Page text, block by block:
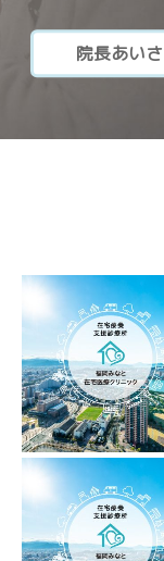
院長あい